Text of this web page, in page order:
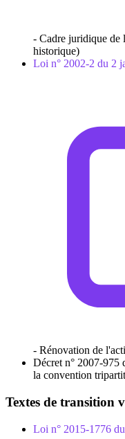
- Cadre juridique de
historique)
Loi n° 2002-2 du 2
- Rénovation de
Décret n° 2007-975
la convention
Textes de transition
Loi n° 2015-1776